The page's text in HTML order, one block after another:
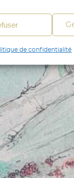
des données à
appareils,
la fraude et
des publicités et
les choix en
de confidentialité